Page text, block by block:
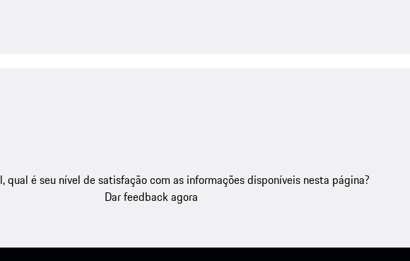
qual é seu nível de satisfação com as informações disponíveis nesta página?
Dar feedback agora